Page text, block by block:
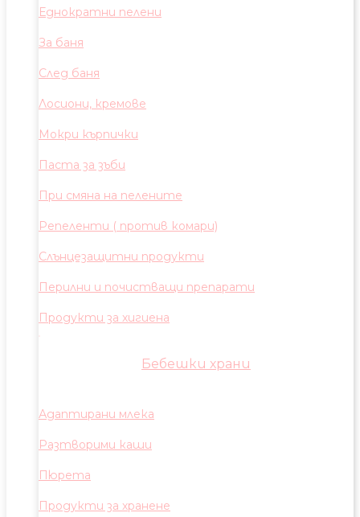
Еднократни пелени
За баня
След баня
Лосиони, кремове
Мокри кърпички
Паста за зъби
При смяна на пелените
Репеленти ( против комари)
Слънцезащитни продукти
Перилни и почистващи препарати
Продукти за хигиена
Бебешки храни
Адаптирани млека
Разтворими каши
Пюрета
Продукти за хранене